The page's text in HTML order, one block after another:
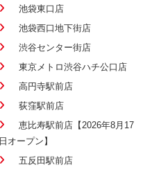
池袋東口店
池袋西口地下街店
渋谷センター街店
東京メトロ渋谷ハチ公口店
高円寺駅前店
荻窪駅前店
恵比寿駅前店【2026年8月17
日オープン】
五反田駅前店